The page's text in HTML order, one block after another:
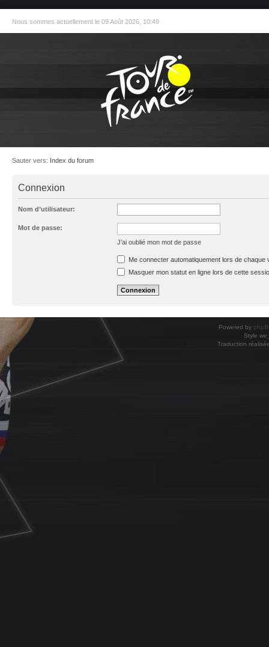
Nous sommes actuellement le 09 Août 2026, 10:49
Sauter vers: Index du forum
Connexion
Nom d’utilisateur:
Mot de passe:
J’ai oublié mon mot de passe
Me connecter automatiquement lors de chaque
Masquer mon statut en ligne lors de cette
Powered by
Style
Traduction